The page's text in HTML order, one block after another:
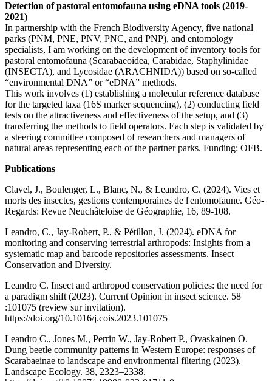
Detection of pastoral entomofauna using eDNA tools (2019-
2021)
In partnership with the French Biodiversity Agency, five national
parks (PNM, PNE, PNV, PNC, and PNP), and entomology
specialists, I am working on the development of inventory tools for
pastoral entomofauna (Scarabaeoidea, Carabidae, Staphylinidae
(INSECTA), and Lycosidae (ARACHNIDA)) based on so-called
“environmental DNA” or “eDNA” methods.
This work involves (1) establishing a molecular reference database
for the targeted taxa (16S marker sequencing), (2) conducting field
tests on the attractiveness and effectiveness of the setup, and (3)
transferring the methods to field operators. Each step is validated by
a steering committee composed of researchers and managers of
natural areas representing each of the partner parks. Funding: OFB.
Publications
Clavel, J., Boulenger, L., Blanc, N., & Leandro, C. (2024). Vies et
morts des insectes, gestions contemporaines de l'entomofaune. Géo-
Regards: Revue Neuchâteloise de Géographie, 16, 89-108.
Leandro, C., Jay‐Robert, P., & Pétillon, J. (2024). eDNA for
monitoring and conserving terrestrial arthropods: Insights from a
systematic map and barcode repositories assessments. Insect
Conservation and Diversity.
Leandro C. Insect and arthropod conservation policies: the need for
a paradigm shift (2023). Current Opinion in insect science. 58
:101075 (review sur invitation).
https://doi.org/10.1016/j.cois.2023.101075
Leandro C., Jones M., Perrin W., Jay-Robert P., Ovaskainen O.
Dung beetle community patterns in Western Europe: responses of
Scarabaeinae to landscape and environmental filtering (2023).
Landscape Ecology. 38, 2323–2338.